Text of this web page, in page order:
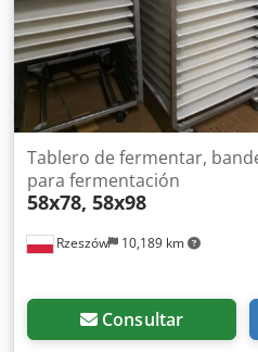
Rzeszów 10,189 km
Tablero de fermentar,
para fermentación
58x78, 58x98
Consultar